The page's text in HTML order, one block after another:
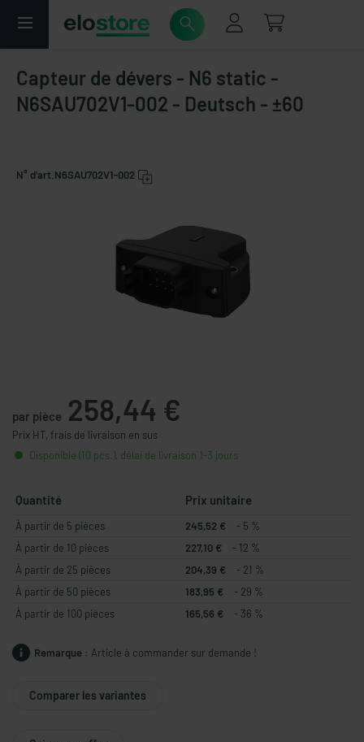
Capteur de dévers - N6 static -
N6SAU702V1-002 - Deutsch - ±60
N° d'art. N6SAU702V1-002
par pièce 258,44 €
Prix HT, frais de livraison en sus
Disponible (10 pcs.), délai de livraison 1-3 jours
Quantité Prix unitaire
À partir de 5 pièces 245,52 €
- 5 %
À partir de 10 pièces
227,10 €
- 12 %
À partir de 25 pièces
204,39 €
- 21 %
À partir de 50 pièces
183,95 €
- 29 %
À partir de 100 pièces
165,56 € - 36 %
Remarque : Article à commander sur demande !
Comparer les variantes